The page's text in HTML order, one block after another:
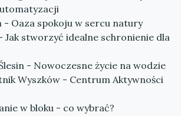
- Oaza spokoju w sercu natury
Jak stworzyć idealne schronienie dla
- Nowoczesne życie na wodzie
Wyszków - Centrum Aktywności
w bloku - co wybrać?